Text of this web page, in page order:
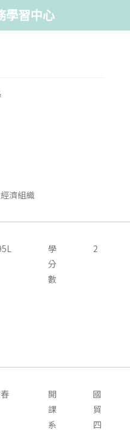
濟組織
學
分
數
2
開
課
系
國
貿
四
學習中心